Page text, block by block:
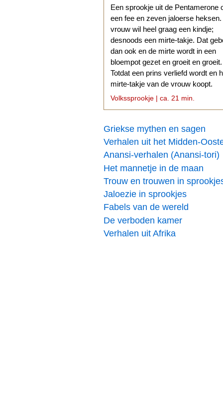
Een sprookje uit de Pentamerone
een fee en zeven jaloerse
vrouw wil heel graag een kindje;
desnoods een mirte-takje. Dat
dan ook en de mirte wordt in een
bloempot gezet en groeit en groeit.
Totdat een prins verliefd wordt en
mirte-takje van de vrouw koopt.
Volkssprookje | ca. 21 min.
Griekse mythen en sagen
Verhalen uit het Midden-
Anansi-verhalen (Anansi-tori)
Het mannetje in de maan
Trouw en trouwen in
Jaloezie in sprookjes
Fabels van de wereld
De verboden kamer
Verhalen uit Afrika